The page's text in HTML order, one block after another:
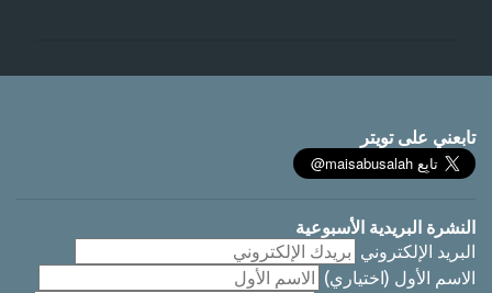
ت
تابعني على تويتر
النشرة البريدية الأسبوعية
البريد الإلكتروني
الاسم الأول (اختياري)